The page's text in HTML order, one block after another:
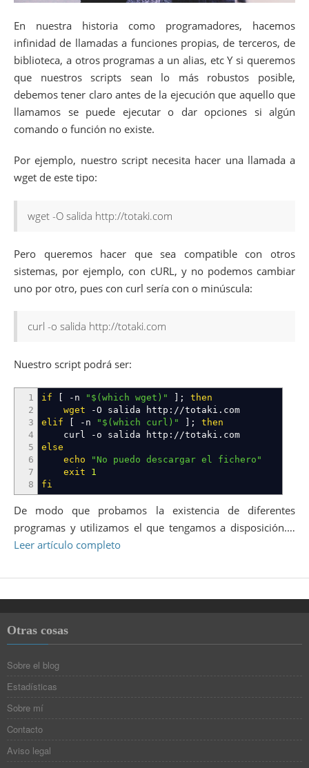
En nuestra historia como programadores, hacemos
infinidad de llamadas a funciones propias, de terceros, de
biblioteca, a otros programas a un alias, etc Y si queremos
que nuestros scripts sean lo más robustos posible,
debemos tener claro antes de la ejecución que aquello que
llamamos se puede ejecutar o dar opciones si algún
comando o función no existe.
Por ejemplo, nuestro script necesita hacer una llamada a
wget de este tipo:
wget -O salida http://totaki.com
Pero queremos hacer que sea compatible con otros
sistemas, por ejemplo, con cURL, y no podemos cambiar
uno por otro, pues con curl sería con o minúscula:
curl -o salida http://totaki.com
Nuestro script podrá ser:
1
2
3
4
5
6
7
8
if -n " $(which wget) " ; then
wget
-O salida http: //totaki.com
elif
-n " $(which curl) " ; then
curl
-o salida http: //totaki.com
else
echo
"No puedo descargar el fichero"
exit
1
fi
De modo que probamos la existencia de diferentes
programas y utilizamos el que tengamos a disposición.…
Leer artículo completo
Otras cosas
Sobre el blog
Estadísticas
Sobre mí
Contacto
Aviso legal